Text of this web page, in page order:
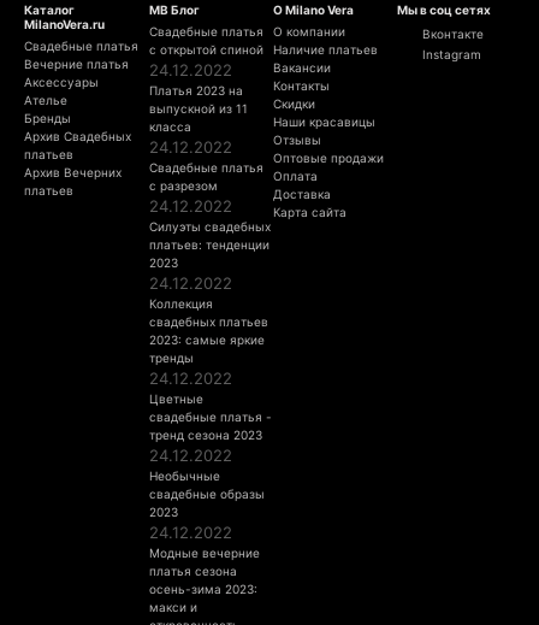
Каталог
MilanoVera.ru
Свадебные платья
Вечерние платья
Аксессуары
Ателье
Бренды
Архив Свадебных
платьев
Архив Вечерних
платьев
МВ Блог
Свадебные платья
с открытой спиной
24.12.2022
Платья 2023 на
выпускной из 11
класса
24.12.2022
Свадебные платья
с разрезом
24.12.2022
Силуэты свадебных
платьев: тенденции
2023
24.12.2022
Коллекция
свадебных платьев
2023: самые яркие
тренды
24.12.2022
Цветные
свадебные платья -
тренд сезона 2023
24.12.2022
Необычные
свадебные образы
2023
24.12.2022
Модные вечерние
платья сезона
осень-зима 2023:
макси и
О Milano Vera
О компании
Наличие платьев
Вакансии
Контакты
Скидки
Наши красавицы
Отзывы
Оптовые продажи
Оплата
Доставка
Карта сайта
Мы в соц сетях
Вконтакте
Instagram